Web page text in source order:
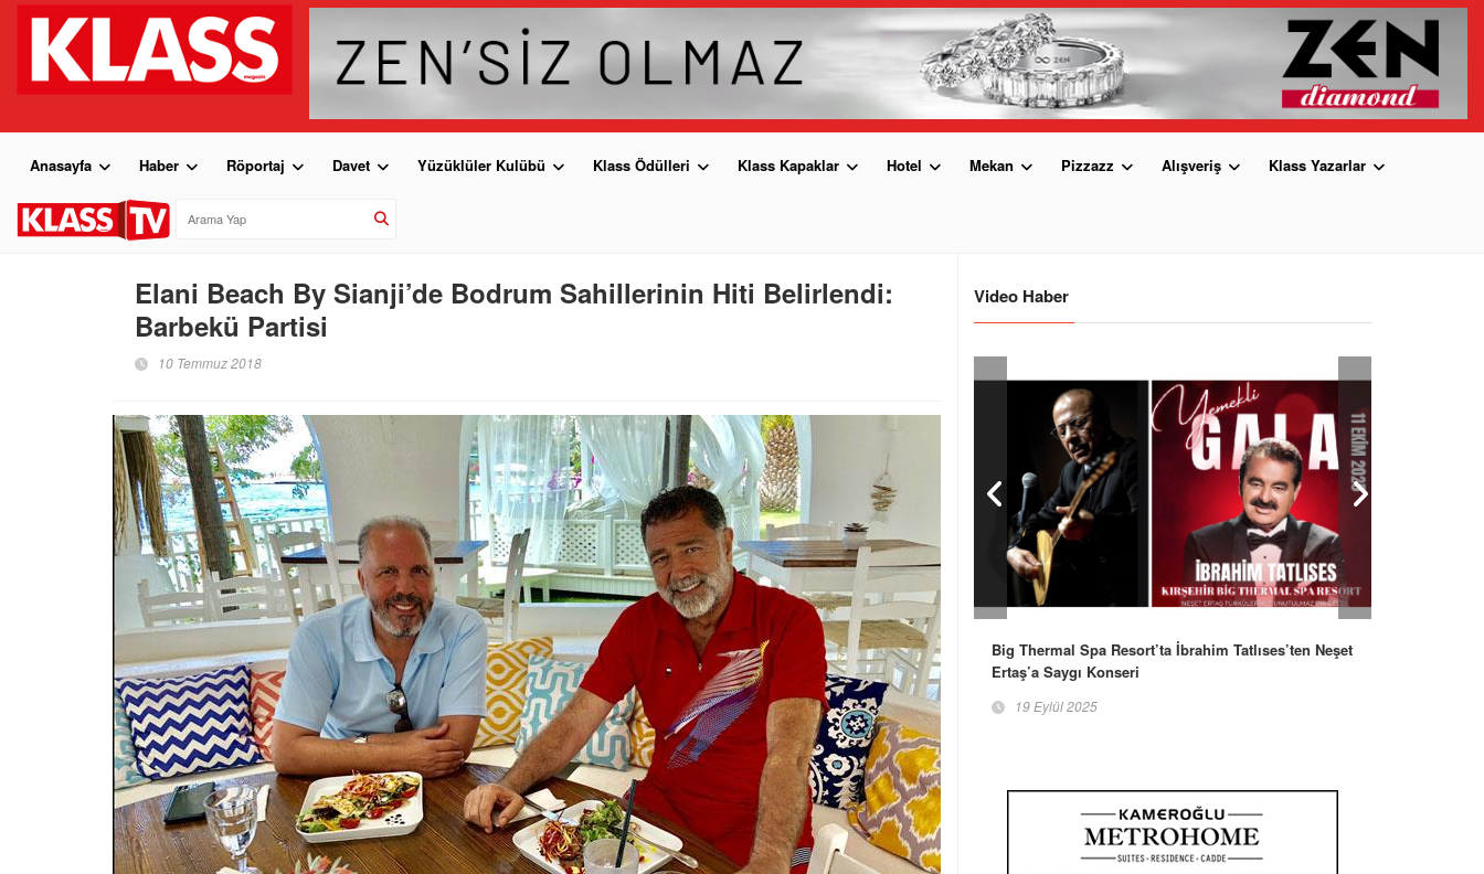
Anasayfa Haber Röportaj Davet Yüzüklüler Kulübü Klass Ödülleri Klass Kapaklar Hotel Mekan Pizzazz Alışveriş Klass Yazarlar
Elani Beach By Sianji’de Bodrum Sahillerinin Hiti Belirlendi:
Barbekü Partisi
10 Temmuz 2018
Video Haber
Big Thermal Spa Resort’ta İbrahim Tatlıses’ten Neşet
Ertaş’a Saygı Konseri
19 Eylül 2025